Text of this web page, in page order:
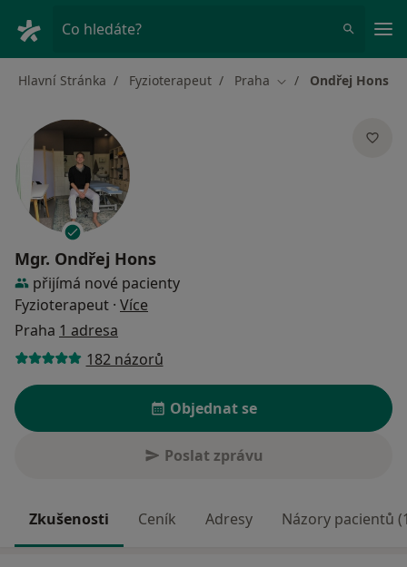
Co hledáte?
Hlavní Stránka Fyzioterapeut Praha Změna města
Ondřej Hons
Mgr. Ondřej Hons
přijímá nové pacienty
Fyzioterapeut · Více
Praha 1 adresa
182 názorů
Objednat se
Poslat zprávu
Zkušenosti Ceník Adresy Názory pacientů